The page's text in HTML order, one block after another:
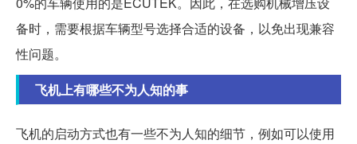
备时，需要根据车辆型号选择合适的设备，以免出现兼容
性问题。
飞机上有哪些不为人知的事
飞机的启动方式也有一些不为人知的细节，例如可以使用